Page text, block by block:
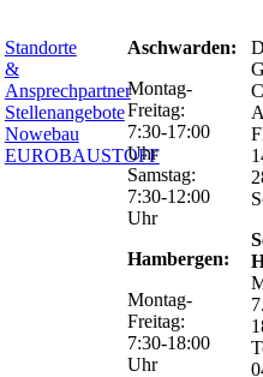
Standorte
&
Ansprechpartner
Stellenangebote
Nowebau
EUROBAUSTOFF
Aschwarden:
Montag-
Freitag:
7:30-17:00
Uhr
Samstag:
7:30-12:00
Uhr
Hambergen:
Montag-
Freitag:
7:30-18:00
Uhr